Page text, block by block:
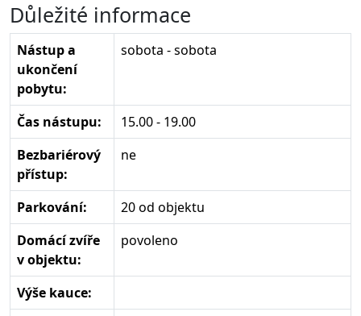
Důležité informace
Nástup a
ukončení
pobytu:
sobota - sobota
Čas nástupu:
15.00 - 19.00
Bezbariérový
přístup:
ne
Parkování:
20 od objektu
Domácí zvíře
v objektu:
povoleno
Výše kauce: